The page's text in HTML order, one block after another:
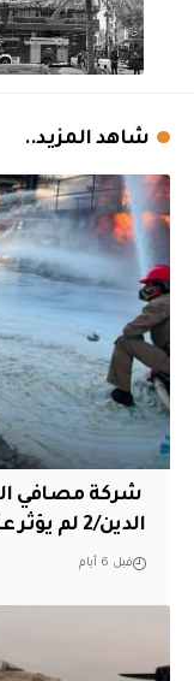
شاهد المزيد..
شركة مصافي
الدين/2 لم يؤثر على الإنتاج
قبل 6 أيام